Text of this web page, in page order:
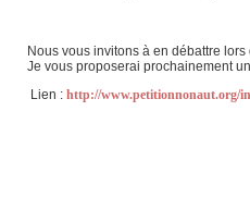
Nous vous invitons à en débattre
Je vous proposerai prochainement
Lien : http://www.petitionnonaut.org/